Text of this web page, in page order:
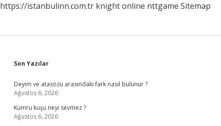
https://istanbulinn.com.tr knight online nttgame Sitemap
Sidebar
Son Yazılar
Deyim ve atasözü arasındaki fark nasıl bulunur ?
Ağustos 6, 2026
Kumru kuşu neyi sevmez ?
Ağustos 6, 2026